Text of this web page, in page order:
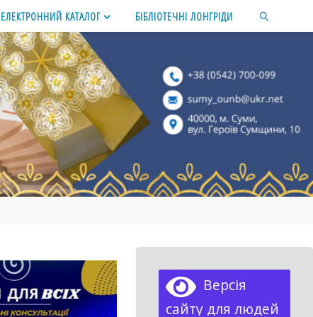
ЕЛЕКТРОННИЙ КАТАЛОГ БІБЛІОТЕЧНІ ЛОНГРІДИ
Версія
сайту для людей